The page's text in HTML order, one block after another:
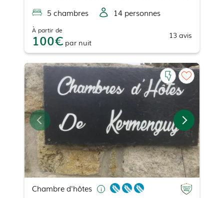
5 chambres 14 personnes
À partir de
100 par nuit
13 avis
Chambre d'hôtes